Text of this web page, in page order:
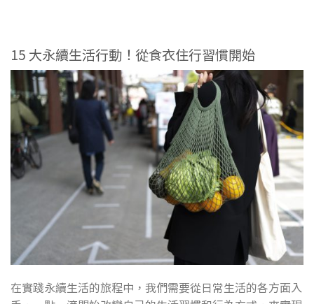
15 大永續生活行動！從食衣住行習慣開始
在實踐永續生活的旅程中，我們需要從日常生活的各方面入